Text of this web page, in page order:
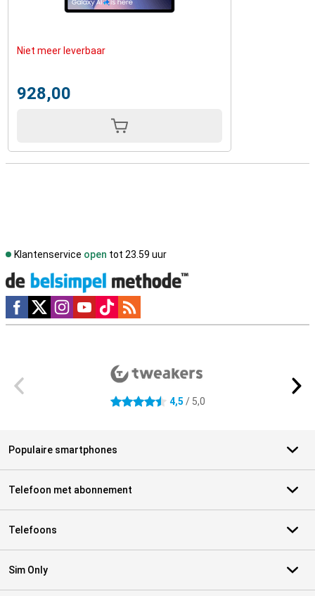
Niet meer leverbaar
928,00
Klantenservice open tot 23.59 uur
Social media
4.5 sterren 4,5 / 5,0
Populaire smartphones
Telefoon met abonnement
Telefoons
Sim Only